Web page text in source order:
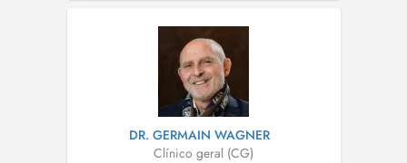
Consultation pour enfants de plus de 2 ans. ...
DR. GERMAIN WAGNER
Clínico geral (CG)